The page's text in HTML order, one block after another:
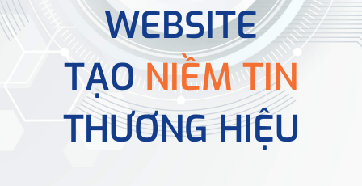
WEBSITE
TẠONIỀM TIN
THƯƠNG HIỆU